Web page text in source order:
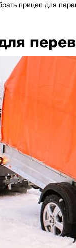
прицеп для